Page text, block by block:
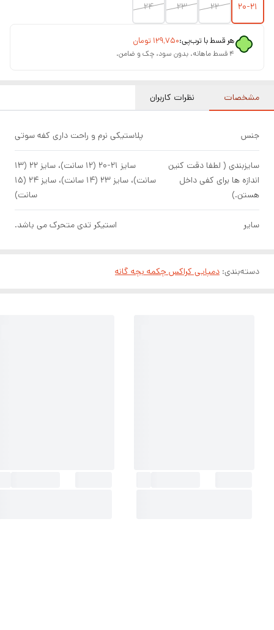
۲۰-۲۱ ۲۲ ۲۳ ۲۴
هر قسط با ترب‌پی:۱۲۹٬۷۵۰ تومان
۴ قسط ماهانه. بدون سود، چک و ضامن.
مشخصات نظرات کاربران
جنس پلاستیکی نرم و راحت داری کفه سوتی
سایزبندی ( لطفا دقت کنین
اندازه ها برای کفی داخل
هستن.)
سایز ۲۱-۲۰ (۱۲ سانت)، سایز ۲۲ (۱۳
سانت)، سایز ۲۳ (۱۴ سانت)، سایز ۲۴ (۱۵
سانت)
سایر استیکر تدی متحرک می باشد.
دسته‌بندی: دمپایی کراکس چکمه بچه گانه